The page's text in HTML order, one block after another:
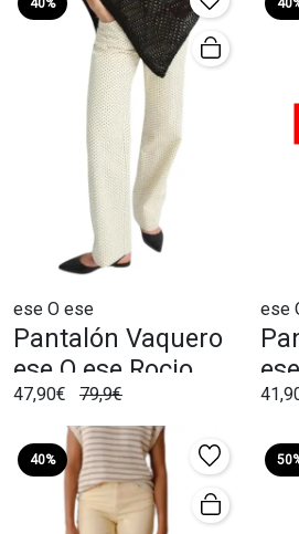
ese O ese
Pantalón Vaquero
ese O ese Rocio
Beige Para Mujer.
47,90€ 79,9€
ese
40%